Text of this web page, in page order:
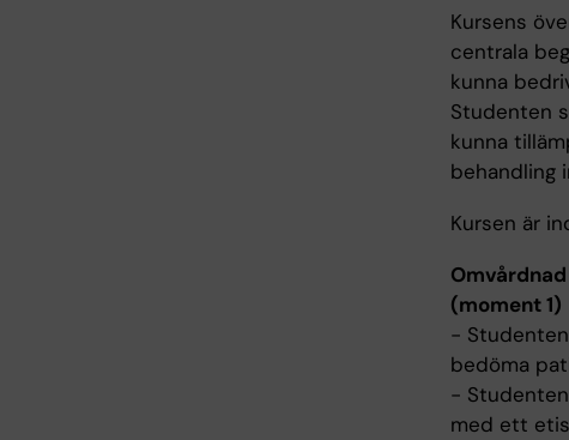
Kursens
centrala
kunna
Studenten
kunna
behandling
Kursen är
(moment 1)
-
bedöma
-
med ett